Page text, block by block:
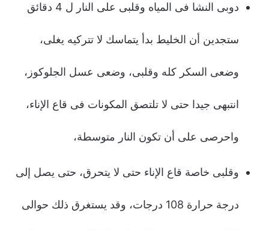
دوبى النشا فى المياه وقلبى على النار ل 4 دقائق
ستجدين أن الخليط بدأ يتماسك لا تتركيه يغلى،
وضعى السكر كله وقلبى، وضعى عسل الجلوكوز،
انتبهى جيدا حتى لا تلتصق المكونات فى قاع الإناء،
واحرصى على أن تكون النار متوسطة،
وقلبى خاصة قاع الإناء حتى لا يتحرق، حتى يصل إلى
درجة حرارة 108 درجات، وقد يستغرق ذلك حوالى